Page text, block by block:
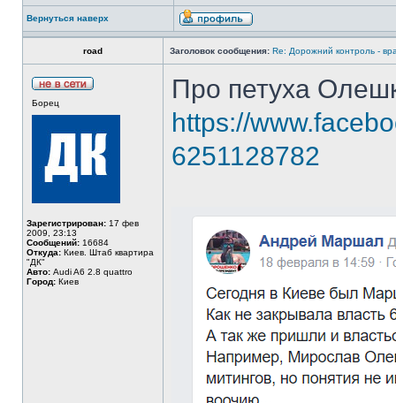
Вернуться наверх
road Заголовок сообщения: Re: Дорожний контроль -
Борец
Зарегистрирован: 17 фев
2009, 23:13
Сообщений: 16684
Откуда: Киев. Штаб квартира
"ДК"
Авто: Audi A6 2.8 quattro
Город: Киев
Про петуха
https://
6251128782